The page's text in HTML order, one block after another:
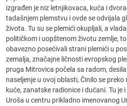
izgrađen je niz letnjikovaca, kuća i
tadašnjem plemstvu i ovde se odvijala
života. Tu su se plemići okupljali, a
političkom i uopštenom životu zemlje,
obavezno posećivali strani plemići u
zemalja, značajne ličnosti evropskog
pruga Mitrovica počela sa radom,
naseljenje u ovoj oblasti, Činilo se
kuće, zanatske radionice i dućani. Tu je
Uroša u centru prikladno imenovanog